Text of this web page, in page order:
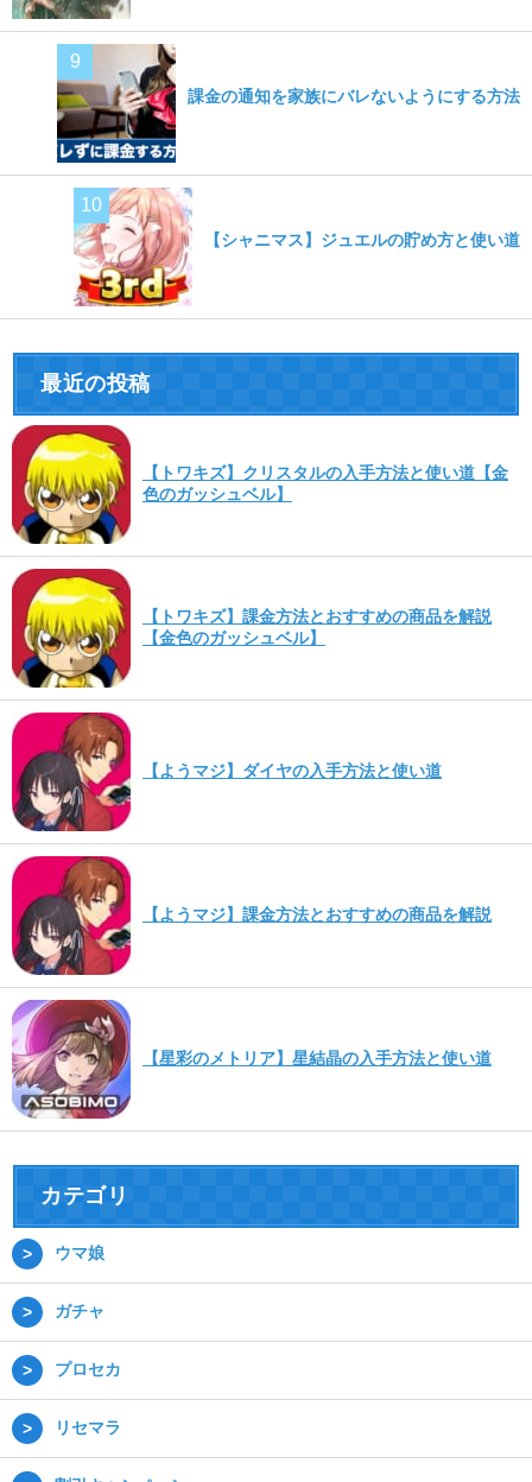
課金の通知を家族にバレないようにする方法
【シャニマス】ジュエルの貯め方と使い道
最近の投稿
【トワキズ】クリスタルの入手方法と使い道【金
色のガッシュベル】
【トワキズ】課金方法とおすすめの商品を解説
【金色のガッシュベル】
【ようマジ】ダイヤの入手方法と使い道
【ようマジ】課金方法とおすすめの商品を解説
【星彩のメトリア】星結晶の入手方法と使い道
カテゴリ
ウマ娘
ガチャ
プロセカ
リセマラ